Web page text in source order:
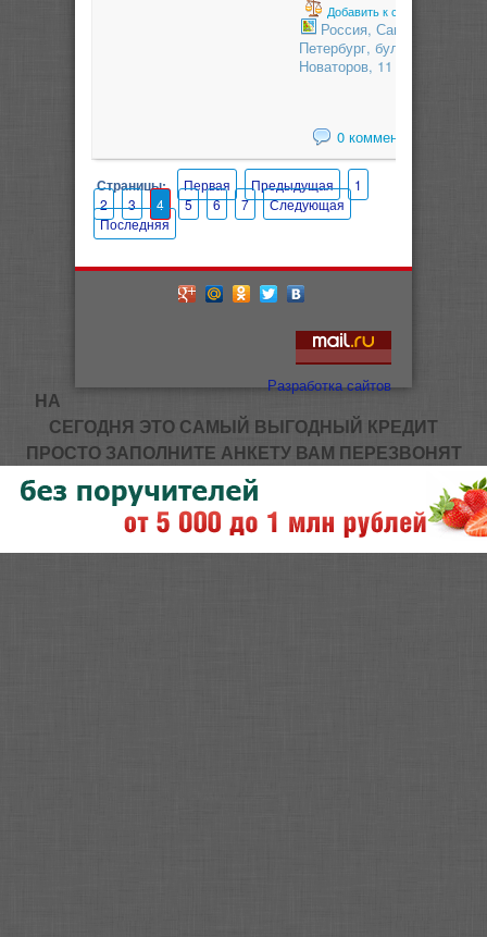
Добавить к сравнению
Россия, Санкт-
Петербург, бульвар
Новаторов, 11
0 комментариев
Страницы: Первая Предыдущая
1
2
3 4 5 6 7
Следующая
Последняя
Разработка сайтов
НА
СЕГОДНЯ ЭТО САМЫЙ ВЫГОДНЫЙ КРЕДИТ
ПРОСТО ЗАПОЛНИТЕ АНКЕТУ ВАМ ПЕРЕЗВОНЯТ